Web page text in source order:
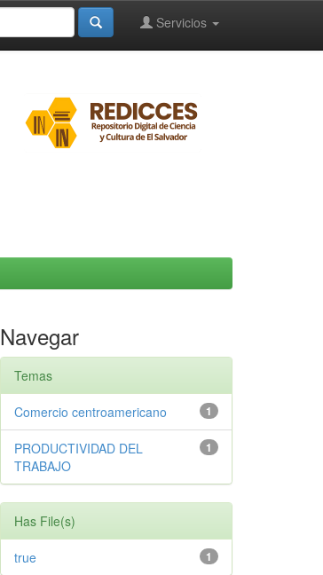
Servicios
Navegar
Temas
1
Comercio centroamericano
1
PRODUCTIVIDAD DEL
TRABAJO
Has File(s)
1
true